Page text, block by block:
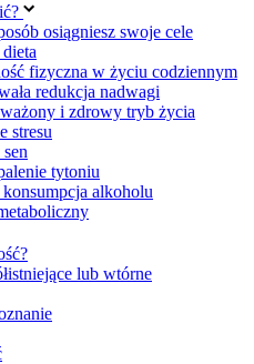
osiągniesz swoje cele
fizyczna w życiu codziennym
redukcja nadwagi
i zdrowy tryb życia
stresu
tytoniu
alkoholu
lub wtórne